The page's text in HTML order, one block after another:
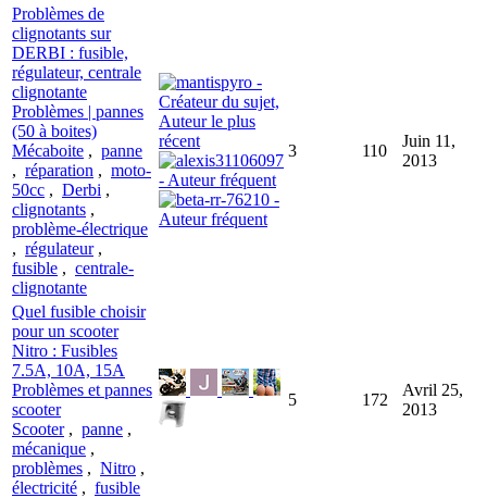
Problèmes de
clignotants sur
DERBI : fusible,
régulateur, centrale
clignotante
Problèmes | pannes
(50 à boites)
Mécaboite , panne
, réparation , moto-
50cc , Derbi ,
clignotants ,
problème-électrique
, régulateur,
fusible , centrale-
clignotante
3 110
Juin 11,
2013
Quel fusible choisir
pour un scooter
Nitro : Fusibles
7.5A, 10A, 15A
Problèmes et pannes
scooter
Scooter, panne ,
mécanique ,
problèmes , Nitro ,
électricité , fusible
5 172
Avril 25,
2013